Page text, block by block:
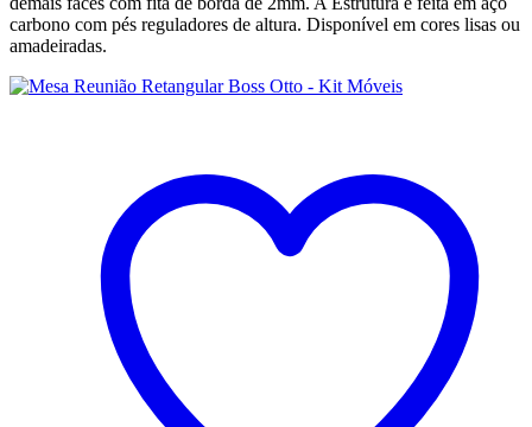
carbono com pés reguladores de altura. Disponível em cores lisas ou
amadeiradas.